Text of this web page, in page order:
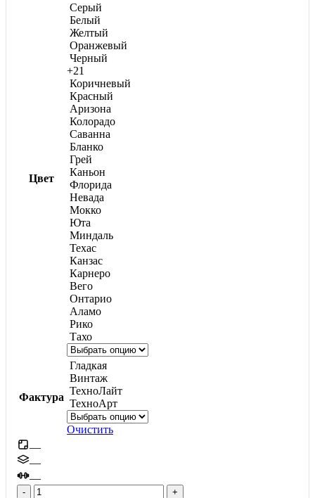
Цвет
Серый
Белый
Желтый
Оранжевый
Черный
+21
Коричневый
Красный
Аризона
Колорадо
Саванна
Бланко
Грей
Каньон
Флорида
Невада
Мокко
Юта
Миндаль
Техас
Канзас
Карнеро
Вего
Онтарио
Аламо
Рико
Тахо
Фактура
Гладкая
Винтаж
ТехноЛайт
ТехноАрт
Очистить
—
—
—
Количество